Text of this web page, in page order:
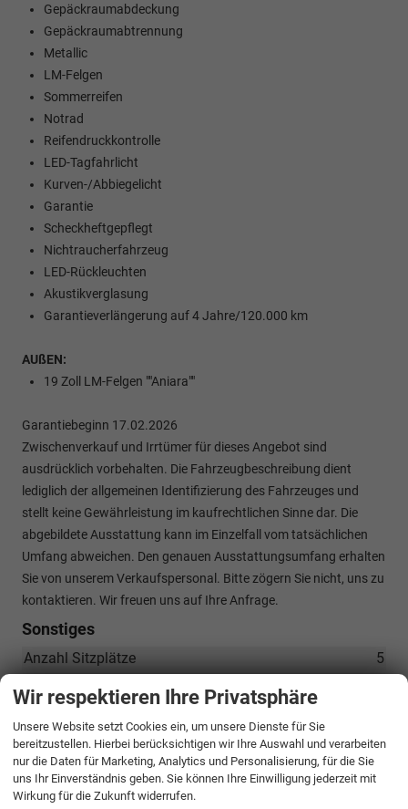
Gepäckraumabdeckung
Gepäckraumabtrennung
Metallic
LM-Felgen
Sommerreifen
Notrad
Reifendruckkontrolle
LED-Tagfahrlicht
Kurven-/Abbiegelicht
Garantie
Scheckheftgepflegt
Nichtraucherfahrzeug
LED-Rückleuchten
Akustikverglasung
Garantieverlängerung auf 4 Jahre/120.000 km
AUßEN:
19 Zoll LM-Felgen ""Aniara""
Garantiebeginn 17.02.2026
Zwischenverkauf und Irrtümer für dieses Angebot sind
ausdrücklich vorbehalten. Die Fahrzeugbeschreibung dient
lediglich der allgemeinen Identifizierung des Fahrzeuges und
stellt keine Gewährleistung im kaufrechtlichen Sinne dar. Die
abgebildete Ausstattung kann im Einzelfall vom tatsächlichen
Umfang abweichen. Den genauen Ausstattungsumfang erhalten
Sie von unserem Verkaufspersonal. Bitte zögern Sie nicht, uns zu
kontaktieren. Wir freuen uns auf Ihre Anfrage.
Sonstiges
5
Anzahl Sitzplätze
Anzahl Vorbesitzer
15
Kilometerstand
1858 kg
Leergewicht
Wir respektieren Ihre Privatsphäre
Unsere Website setzt Cookies ein, um unsere Dienste für Sie
bereitzustellen. Hierbei berücksichtigen wir Ihre Auswahl und verarbeiten
nur die Daten für Marketing, Analytics und Personalisierung, für die Sie
uns Ihr Einverständnis geben. Sie können Ihre Einwilligung jederzeit mit
Wirkung für die Zukunft widerrufen.